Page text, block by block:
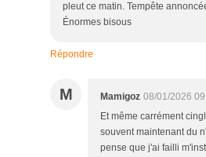
pleut ce matin. Tempête
Énormes bisous
Répondre
M Mamigoz 08/01/2026
Et même carrément
souvent maintenant du
pense que j'ai failli